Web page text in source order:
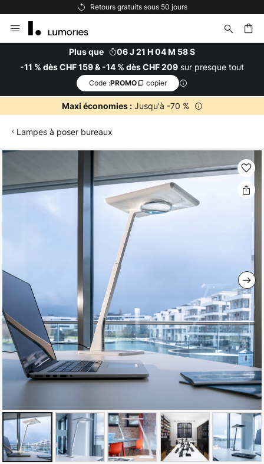
Retours gratuits sous 50 jours
Allez
au
Plus que
06 J 21 H 04 M 58 S
-11 % dès CHF 159 & -14 % dès CHF 209 sur presque tout
Code :PROMO copier
Maxi économies :Jusqu'à -70 %
Lampes à poser bureaux
Skip
the